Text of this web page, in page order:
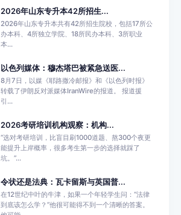
2026年山东专升本42所招生...
2026年山东专升本共有42所招生院校，包括17所公
办本科、4所独立学院、18所民办本科、3所职业
本...
以色列媒体：穆杰塔巴被紧急送医...
8月7日，以媒《耶路撒冷邮报》和《以色列时报》
转载了伊朗反对派媒体IranWire的报道。 报道援
引...
2026考研培训机构观察：机构...
“选对考研培训，比盲目刷1000道题、熬300个夜更
能提升上岸概率，很多考生第一步的选择就踩了
坑。”...
令状还是法典：瓦卡留斯与英国普...
在12世纪中叶的牛津，如果一个年轻学生问：“法律
到底该怎么学？”他很可能得不到一个清晰的答案。